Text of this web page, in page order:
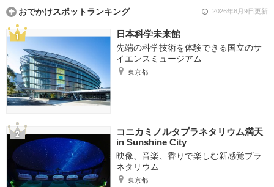
おでかけスポットランキング 2026年8月9日更新
日本科学未来館
先端の科学技術を体験できる国立のサ
イエンスミュージアム
東京都
コニカミノルタプラネタリウム満天
in Sunshine City
映像、音楽、香りで楽しむ新感覚プラ
ネタリウム
東京都